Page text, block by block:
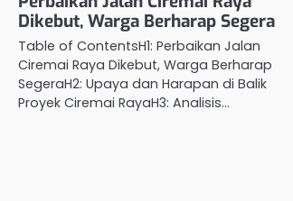
Dikebut, Warga Berharap Segera
Table of ContentsH1: Perbaikan Jalan
Ciremai Raya Dikebut, Warga Berharap
SegeraH2: Upaya dan Harapan di Balik
Proyek Ciremai RayaH3: Analisis…